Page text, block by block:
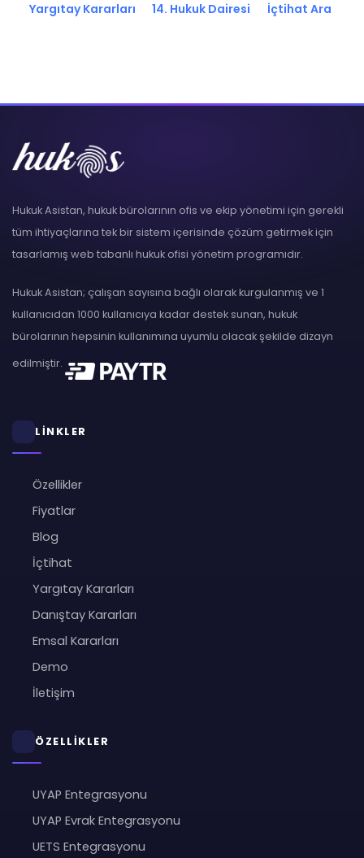
Yargıtay Kararları 14. Hukuk Dairesi İçtihat Ara
Hukuk Asistan, hukuk bürolarının ofis ve ekip yönetimi için gerekli
tüm ihtiyaçlarına tek bir sistem içerisinde çözüm getirmek için
tasarlamış web tabanlı hukuk ofisi yönetim programıdır.
Hukuk Asistan; çalışan sayısına bağlı olarak kurgulanmış ve 1
kullanıcıdan 1000 kullanıcıya kadar destek sunan, hukuk
bürolarının hepsinin kullanımına uyumlu olacak şekilde dizayn
edilmiştir.
LİNKLER
Özellikler
Fiyatlar
Blog
İçtihat
Yargıtay Kararları
Danıştay Kararları
Emsal Kararları
Demo
İletişim
ÖZELLİKLER
UYAP Entegrasyonu
UYAP Evrak Entegrasyonu
UETS Entegrasyonu